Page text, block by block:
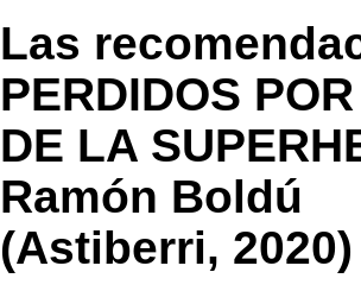
Las
PERDIDOS
DE LA
Ramón Boldú
(Astiberri, 2020)